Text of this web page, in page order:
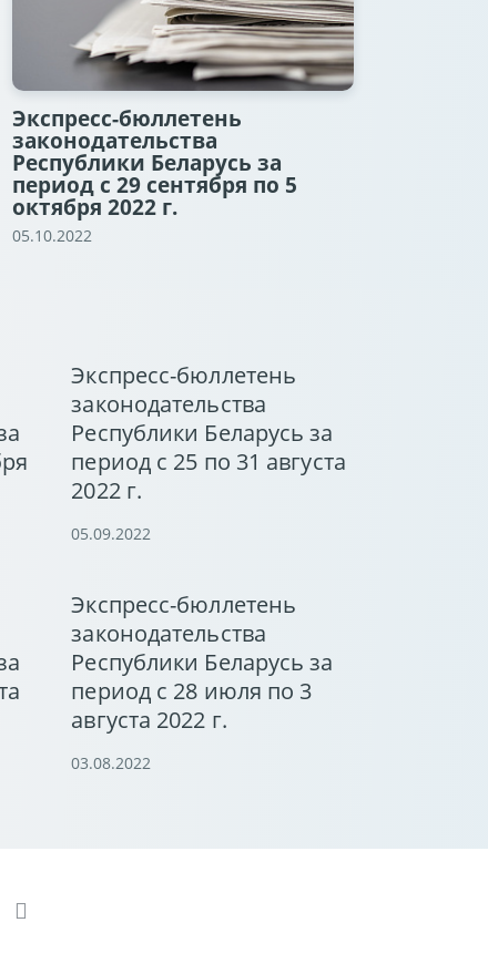
Экспресс-бюллетень
законодательства
Республики Беларусь за
период с 29 сентября по 5
октября 2022 г.
05.10.2022
Экспресс-бюллетень
законодательства
Республики Беларусь за
период с 25 по 31 августа
2022 г.
05.09.2022
Экспресс-бюллетень
законодательства
Республики Беларусь за
период с 28 июля по 3
августа 2022 г.
03.08.2022